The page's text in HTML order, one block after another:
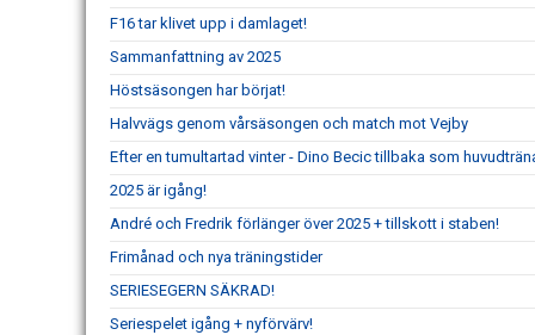
F16 tar klivet upp i damlaget!
Sammanfattning av 2025
Höstsäsongen har börjat!
Halvvägs genom vårsäsongen och match mot Vejby
Efter en tumultartad vinter - Dino Becic tillbaka som
2025 är igång!
André och Fredrik förlänger över 2025 + tillskott i staben!
Frimånad och nya träningstider
SERIESEGERN SÄKRAD!
Seriespelet igång + nyförvärv!